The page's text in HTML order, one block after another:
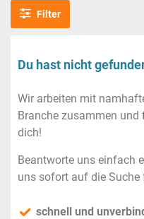
Filter
Du hast nicht
Wir arbeiten mit
Branche zusammen und
dich!
Beantworte uns einfach
uns sofort auf die
schnell und